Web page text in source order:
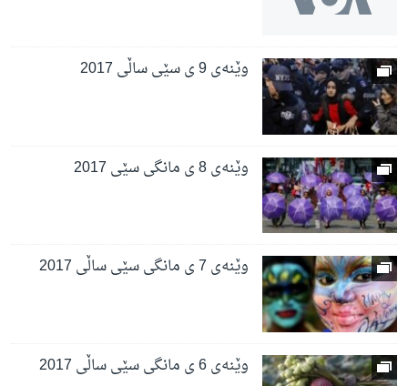
وێنەی 9 ی سێی ساڵی 2017
وێنەی 8 ی مانگی سێی 2017
وێنەی 7 ی مانگی سێی ساڵی 2017
وێنەی 6 ی مانگی سێی ساڵی 2017